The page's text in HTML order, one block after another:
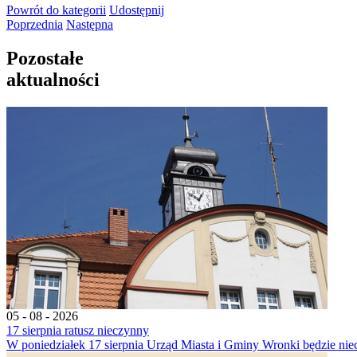
Powrót do kategorii Udostępnij
Poprzednia Następna
Pozostałe
aktualności
05 - 08 - 2026
17 sierpnia ratusz nieczynny
W poniedziałek 17 sierpnia Urząd Miasta i Gminy Wronki będzie